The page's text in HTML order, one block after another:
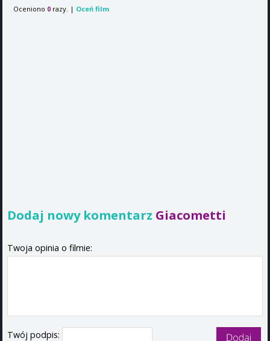
Oceniono 0 razy. | Oceń film
Dodaj nowy komentarz Giacometti
Twoja opinia o filmie:
Twój podpis: